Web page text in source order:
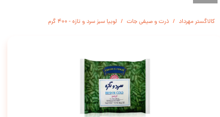
کالاگستر مهرداد ذرت و صیفی جات لوبیا سبز سرد و تازه - 400 گرم